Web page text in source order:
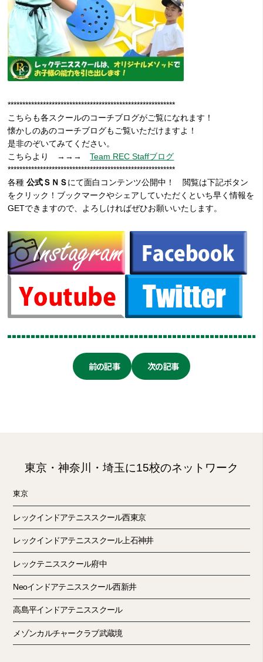
*********************************************************
こちらも各スクールのコーチブログがご覧になれます！
懐かしのあのコーチブログもご覧いただけますよ！
是非のぞいてみてください。
こちらより →→→Team REC Staffブログ
*********************************************************
各種公式ＳＮＳにて面白コンテンツ公開中！ 閲覧は下記ボタン
をクリック！ブックマークやシェアしていただくといち早く情報を
GETできますので、よろしければぜひお願いいたします。
前の記事 次の記事
東京・神奈川・埼玉に15校のネットワーク
東京
レックインドアテニススクール西東京
レックインドアテニススクール上石神井
レックテニススクール府中
Neoインドアテニススクール西新井
高島平インドアテニススクール
メゾンカルチャークラブ武蔵境